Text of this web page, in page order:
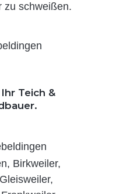
zu schweißen.
Teich &